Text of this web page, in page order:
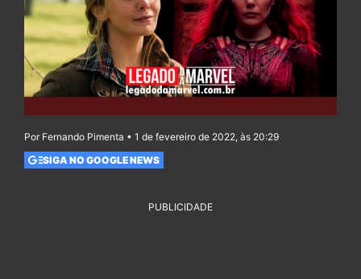
Por Fernando Pimenta • 1 de fevereiro de 2022, às 20:29
SIGA NO GOOGLE NEWS
PUBLICIDADE